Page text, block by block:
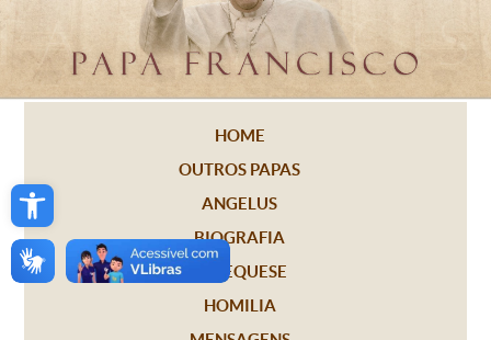
Open toolbar
HOME
OUTROS PAPAS
ANGELUS
BIOGRAFIA
CATEQUESE
HOMILIA